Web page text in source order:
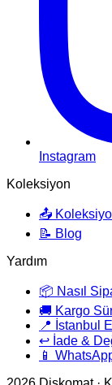
Instagram
Koleksiyon
📤
📝 Blog
Yardım
📦 Nasıl
🚚 Kargo
📍 İstanbul
↩️ İade &
📱